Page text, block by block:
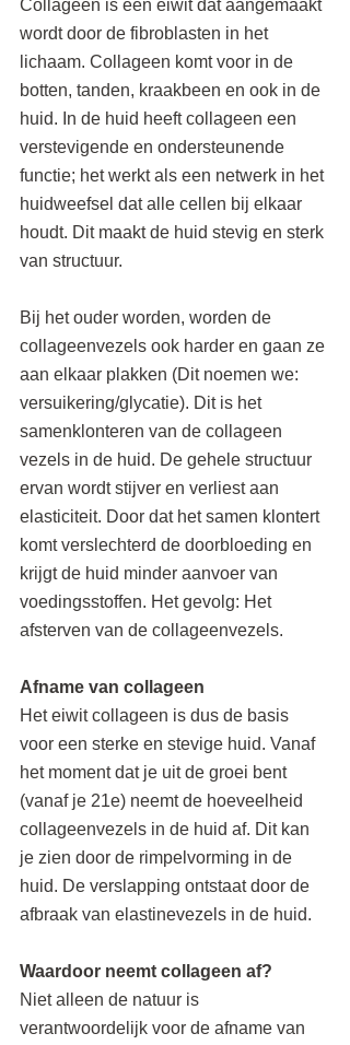
Collageen is een eiwit dat aangemaakt
wordt door de fibroblasten in het
lichaam. Collageen komt voor in de
botten, tanden, kraakbeen en ook in de
huid. In de huid heeft collageen een
verstevigende en ondersteunende
functie; het werkt als een netwerk in het
huidweefsel dat alle cellen bij elkaar
houdt. Dit maakt de huid stevig en sterk
van structuur.
Bij het ouder worden, worden de
collageenvezels ook harder en gaan ze
aan elkaar plakken (Dit noemen we:
versuikering/glycatie). Dit is het
samenklonteren van de collageen
vezels in de huid. De gehele structuur
ervan wordt stijver en verliest aan
elasticiteit. Door dat het samen klontert
komt verslechterd de doorbloeding en
krijgt de huid minder aanvoer van
voedingsstoffen. Het gevolg: Het
afsterven van de collageenvezels.
Afname van collageen
Het eiwit collageen is dus de basis
voor een sterke en stevige huid. Vanaf
het moment dat je uit de groei bent
(vanaf je 21e) neemt de hoeveelheid
collageenvezels in de huid af. Dit kan
je zien door de rimpelvorming in de
huid. De verslapping ontstaat door de
afbraak van elastinevezels in de huid.
Waardoor neemt collageen af?
Niet alleen de natuur is
verantwoordelijk voor de afname van